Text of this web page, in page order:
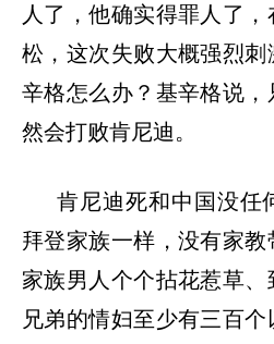
人了，他确实得罪人了
松，这次失败大概强烈
辛格怎么办？基辛格说
然会打败肯尼迪。
肯尼迪死和中国没任
拜登家族一样，没有家
家族男人个个拈花惹草
兄弟的情妇至少有三百